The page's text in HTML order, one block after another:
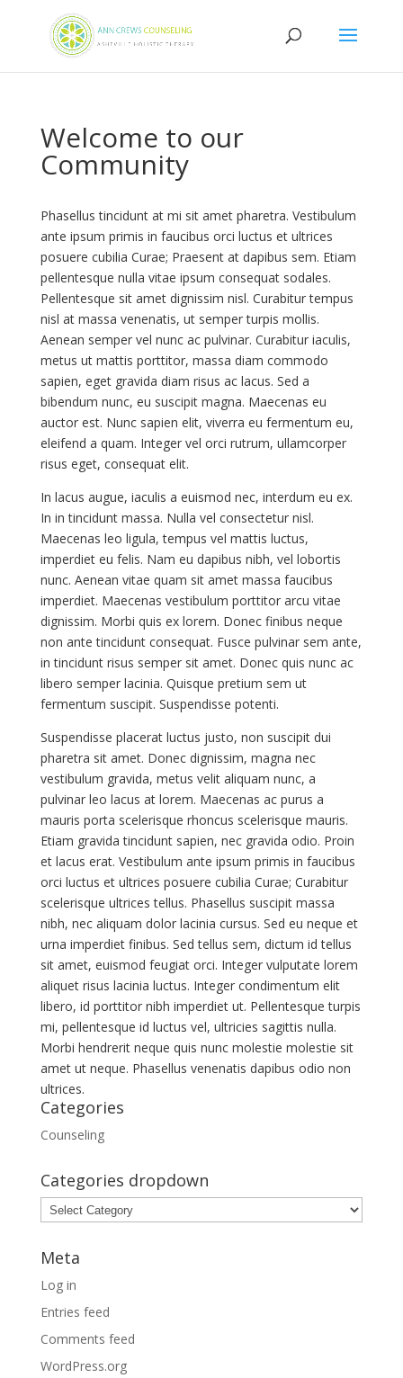
Welcome to our
Community
Phasellus tincidunt at mi sit amet pharetra. Vestibulum
ante ipsum primis in faucibus orci luctus et ultrices
posuere cubilia Curae; Praesent at dapibus sem. Etiam
pellentesque nulla vitae ipsum consequat sodales.
Pellentesque sit amet dignissim nisl. Curabitur tempus
nisl at massa venenatis, ut semper turpis mollis.
Aenean semper vel nunc ac pulvinar. Curabitur iaculis,
metus ut mattis porttitor, massa diam commodo
sapien, eget gravida diam risus ac lacus. Sed a
bibendum nunc, eu suscipit magna. Maecenas eu
auctor est. Nunc sapien elit, viverra eu fermentum eu,
eleifend a quam. Integer vel orci rutrum, ullamcorper
risus eget, consequat elit.
In lacus augue, iaculis a euismod nec, interdum eu ex.
In in tincidunt massa. Nulla vel consectetur nisl.
Maecenas leo ligula, tempus vel mattis luctus,
imperdiet eu felis. Nam eu dapibus nibh, vel lobortis
nunc. Aenean vitae quam sit amet massa faucibus
imperdiet. Maecenas vestibulum porttitor arcu vitae
dignissim. Morbi quis ex lorem. Donec finibus neque
non ante tincidunt consequat. Fusce pulvinar sem ante,
in tincidunt risus semper sit amet. Donec quis nunc ac
libero semper lacinia. Quisque pretium sem ut
fermentum suscipit. Suspendisse potenti.
Suspendisse placerat luctus justo, non suscipit dui
pharetra sit amet. Donec dignissim, magna nec
vestibulum gravida, metus velit aliquam nunc, a
pulvinar leo lacus at lorem. Maecenas ac purus a
mauris porta scelerisque rhoncus scelerisque mauris.
Etiam gravida tincidunt sapien, nec gravida odio. Proin
et lacus erat. Vestibulum ante ipsum primis in faucibus
orci luctus et ultrices posuere cubilia Curae; Curabitur
scelerisque ultrices tellus. Phasellus suscipit massa
nibh, nec aliquam dolor lacinia cursus. Sed eu neque et
urna imperdiet finibus. Sed tellus sem, dictum id tellus
sit amet, euismod feugiat orci. Integer vulputate lorem
aliquet risus lacinia luctus. Integer condimentum elit
libero, id porttitor nibh imperdiet ut. Pellentesque turpis
mi, pellentesque id luctus vel, ultricies sagittis nulla.
Morbi hendrerit neque quis nunc molestie molestie sit
amet ut neque. Phasellus venenatis dapibus odio non
ultrices.
Categories
Counseling
Categories dropdown
Categories
dropdown
Meta
Log in
Entries feed
Comments feed
WordPress.org